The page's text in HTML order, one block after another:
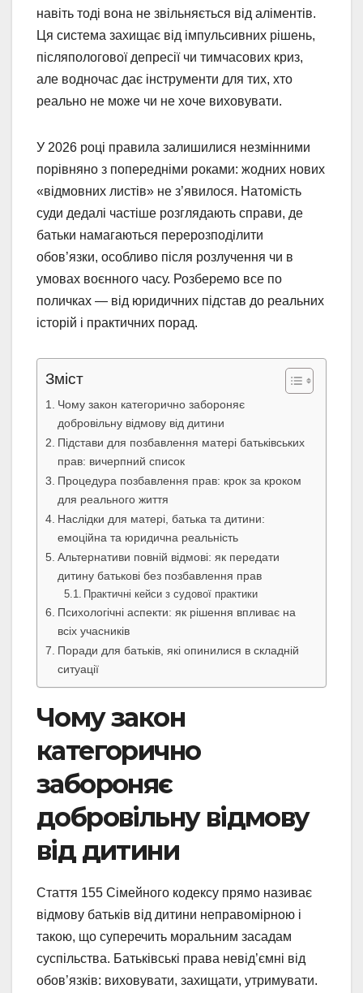
навіть тоді вона не звільняється від аліментів.
Ця система захищає від імпульсивних рішень,
післяпологової депресії чи тимчасових криз,
але водночас дає інструменти для тих, хто
реально не може чи не хоче виховувати.
У 2026 році правила залишилися незмінними
порівняно з попередніми роками: жодних нових
«відмовних листів» не з’явилося. Натомість
суди дедалі частіше розглядають справи, де
батьки намагаються перерозподілити
обов’язки, особливо після розлучення чи в
умовах воєнного часу. Розберемо все по
поличках — від юридичних підстав до реальних
історій і практичних порад.
Зміст
Чому закон категорично забороняє
добровільну відмову від дитини
Підстави для позбавлення матері батьківських
прав: вичерпний список
Процедура позбавлення прав: крок за кроком
для реального життя
Наслідки для матері, батька та дитини:
емоційна та юридична реальність
Альтернативи повній відмові: як передати
дитину батькові без позбавлення прав
Практичні кейси з судової практики
Психологічні аспекти: як рішення впливає на
всіх учасників
Поради для батьків, які опинилися в складній
ситуації
Чому закон
категорично
забороняє
добровільну відмову
від дитини
Стаття 155 Сімейного кодексу прямо називає
відмову батьків від дитини неправомірною і
такою, що суперечить моральним засадам
суспільства. Батьківські права невід’ємні від
обов’язків: виховувати, захищати, утримувати.